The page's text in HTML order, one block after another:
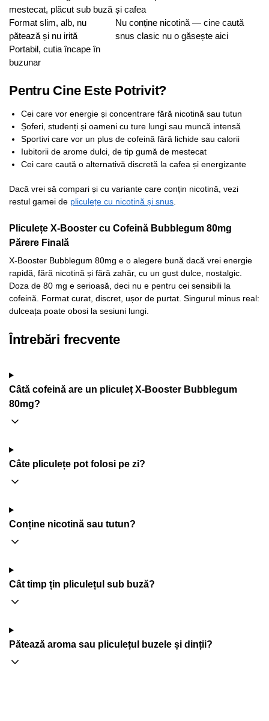
mestecat, plăcut sub buză și cafea
Format slim, alb, nu
pătează și nu irită
Nu conține nicotină — cine caută
snus clasic nu o găsește aici
Portabil, cutia încape în
buzunar
Pentru Cine Este Potrivit?
Cei care vor energie și concentrare fără nicotină sau tutun
Șoferi, studenți și oameni cu ture lungi sau muncă intensă
Sportivi care vor un plus de cofeină fără lichide sau calorii
Iubitorii de arome dulci, de tip gumă de mestecat
Cei care caută o alternativă discretă la cafea și energizante
Dacă vrei să compari și cu variante care conțin nicotină, vezi
restul gamei de pliculețe cu nicotină și snus
Pliculețe X-Booster cu Cofeină Bubblegum 80mg
Părere Finală
X-Booster Bubblegum 80mg e o alegere bună dacă vrei energie
rapidă, fără nicotină și fără zahăr, cu un gust dulce, nostalgic.
Doza de 80 mg e serioasă, deci nu e pentru cei sensibili la
cofeină. Format curat, discret, ușor de purtat. Singurul minus real:
dulceața poate obosi la sesiuni lungi.
Întrebări frecvente
Câtă cofeină are un pliculeț X-Booster Bubblegum
80mg?
Câte pliculețe pot folosi pe zi?
Conține nicotină sau tutun?
Cât timp țin pliculețul sub buză?
Pătează aroma sau pliculețul buzele și dinții?